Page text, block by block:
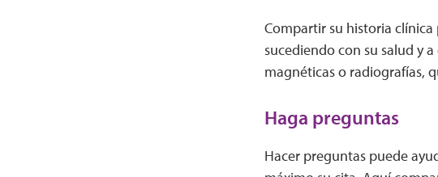
Compartir su historia
sucediendo con su salud y
magnéticas o radiografías,
Haga preguntas
Hacer preguntas puede